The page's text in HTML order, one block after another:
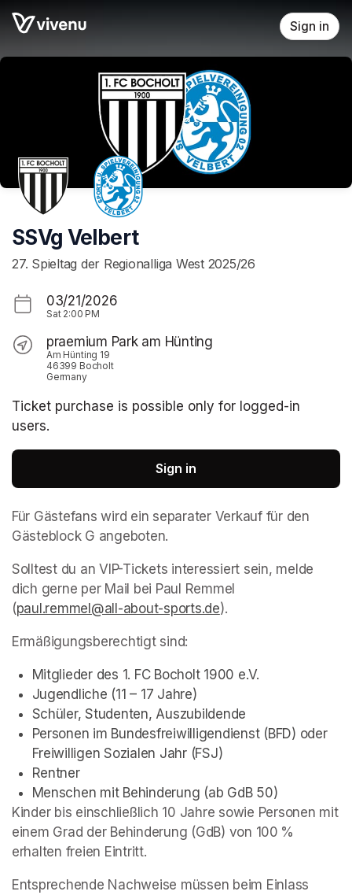
Skip header
Sign in
SSVg Velbert
27. Spieltag der Regionalliga West 2025/26
03/21/2026
Sat 2:00 PM
praemium Park am Hünting
Am Hünting 19
46399 Bocholt
Germany
Ticket purchase is possible only for logged-in
users.
Sign in
Für Gästefans wird ein separater Verkauf für den
Gästeblock G angeboten.
Solltest du an VIP-Tickets interessiert sein, melde
dich gerne per Mail bei Paul Remmel
(paul.remmel@all-about-sports.de(opens in a new tab)
).
Ermäßigungsberechtigt sind:
Mitglieder des 1. FC Bocholt 1900 e.V.
Jugendliche (11 – 17 Jahre)
Schüler, Studenten, Auszubildende
Personen im Bundesfreiwilligendienst (BFD) oder
Freiwilligen Sozialen Jahr (FSJ)
Rentner
Menschen mit Behinderung (ab GdB 50)
Kinder bis einschließlich 10 Jahre sowie Personen mit
einem Grad der Behinderung (GdB) von 100 %
erhalten freien Eintritt.
Entsprechende Nachweise müssen beim Einlass